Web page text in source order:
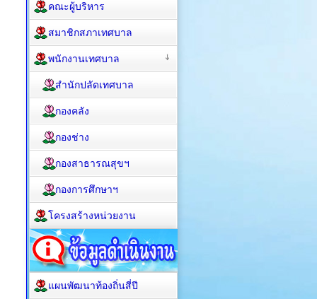
คณะผู้บริหาร
สมาชิกสภาเทศบาล
พนักงานเทศบาล
สำนักปลัดเทศบาล
กองคลัง
กองช่าง
กองสาธารณสุขฯ
กองการศึกษาฯ
โครงสร้างหน่วยงาน
แผนพัฒนาท้องถิ่นสี่ปี